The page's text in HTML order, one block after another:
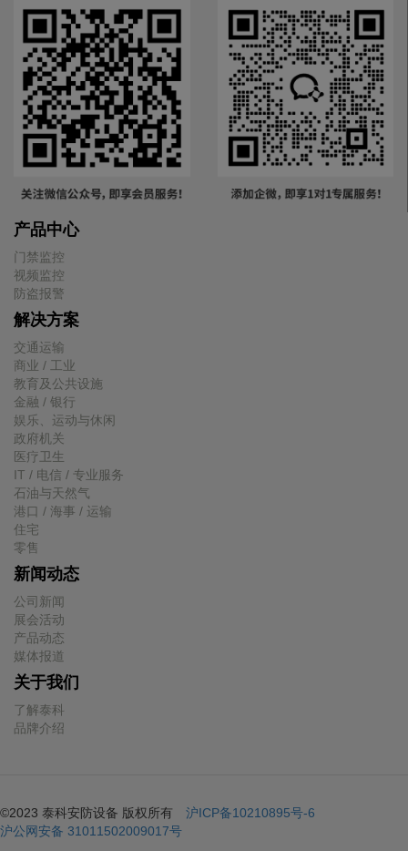
产品中心
门禁监控
视频监控
防盗报警
解决方案
交通运输
商业 / 工业
教育及公共设施
金融 / 银行
娱乐、运动与休闲
政府机关
医疗卫生
IT / 电信 / 专业服务
石油与天然气
港口 / 海事 / 运输
住宅
零售
新闻动态
公司新闻
展会活动
产品动态
媒体报道
关于我们
了解泰科
品牌介绍
©2023 泰科安防设备 版权所有
沪ICP备10210895号-6
沪公网安备 31011502009017号